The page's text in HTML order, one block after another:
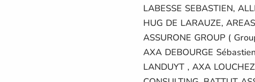
LABESSE SEBASTIEN,
HUG DE LARAUZE,
ASSURONE GROUP (
AXA DEBOURGE
LANDUYT , AXA